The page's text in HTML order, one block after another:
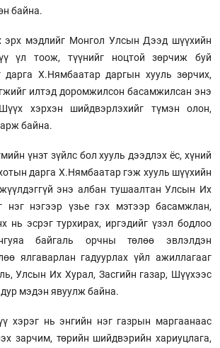
байна.
эрх мэдлийг Монгол Улсын Дээд шүүхийн
үл тоож, түүнийг ноцтой зөрчиж буй
дарга Х.Нямбаатар даргын хууль зөрчих,
илтэд доромжилсон басамжилсан энэ
хэрхэн шийдвэрлэхийг түмэн олон,
байна.
үнэт зүйлс бол хууль дээдлэх ёс, хүний
дарга Х.Нямбаатар гэж хууль шүүхийн
энэ албан тушаалтан Улсын Их
нэг нэгээр үзье гэх мэтээр басамжлан,
нь эсрэг турхирах, иргэдийг үзэл бодлоо
байгаль орчны төлөө эвлэлдэн
ялгаварлан гадуурлах үйл ажиллагааг
Улсын Их Хурал, Засгийн газар, Шүүхээс
мэдэн явуулж байна.
хэрэг нь энгийн нэг газрын маргаанаас
зарчим, төрийн шийдвэрийн хариуцлага,